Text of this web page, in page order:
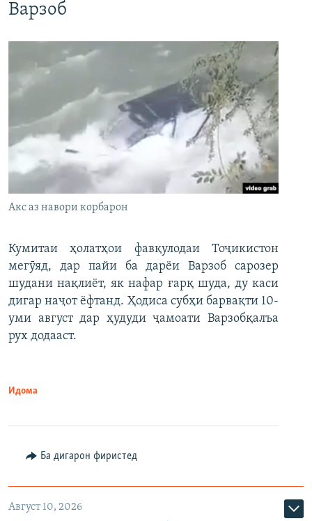
Варзоб
Акс аз навори корбарон
Кумитаи ҳолатҳои фавқулодаи Тоҷикистон
мегӯяд, дар пайи ба дарёи Варзоб сарозер
шудани нақлиёт, як нафар ғарқ шуда, ду каси
дигар наҷот ёфтанд. Ҳодиса субҳи барвақти 10-
уми август дар ҳудуди ҷамоати Варзобқалъа
рух додааст.
Идома
Ба дигарон фиристед
Август 10, 2026